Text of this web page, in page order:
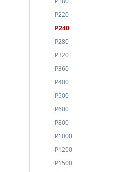
P220
P240
P280
P320
P360
P400
P500
P600
P800
P1000
P1200
P1500